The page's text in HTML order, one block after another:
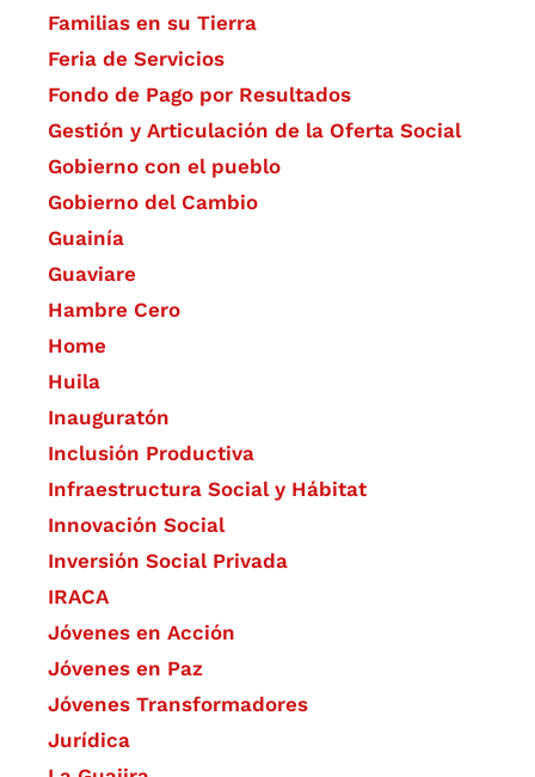
Familias en su Tierra
Feria de Servicios
Fondo de Pago por Resultados
Gestión y Articulación de la Oferta Social
Gobierno con el pueblo
Gobierno del Cambio
Guainía
Guaviare
Hambre Cero
Home
Huila
Inauguratón
Inclusión Productiva
Infraestructura Social y Hábitat
​Innovación Social
Inversión Social Privada
IRACA
Jóvenes en Acción
Jóvenes en Paz
Jóvenes Transformadores
Jurídica